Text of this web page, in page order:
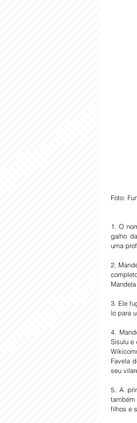
Foto:
1. O
galho
uma
2.
3. Ele
lo para
4.
Sisulu e
Favela
seu
5. A
filhos e